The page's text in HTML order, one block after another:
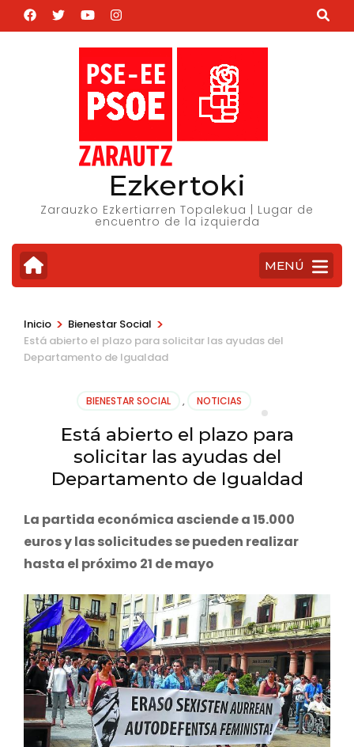
Saltar
al
Ezkertoki
Zarauzko Ezkertiarren Topalekua | Lugar de
encuentro de la izquierda
MENÚ
Inicio > Bienestar Social >
Está abierto el plazo para solicitar las ayudas del
Departamento de Igualdad
BIENESTAR SOCIAL , NOTICIAS
Está abierto el plazo para
solicitar las ayudas del
Departamento de Igualdad
La partida económica asciende a 15.000
euros y las solicitudes se pueden realizar
hasta el próximo 21 de mayo